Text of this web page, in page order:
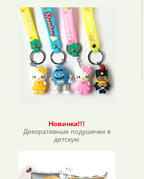
Новинка!!!
Декоративные подушечки в
детскую